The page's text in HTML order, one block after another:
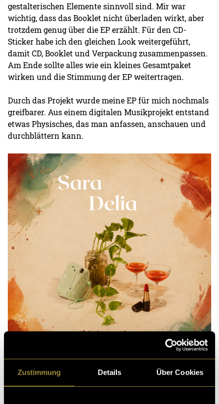
Zustimmung Details Über Cookies
gestalterischen Elemente sinnvoll sind. Mir war
wichtig, dass das Booklet nicht überladen wirkt, aber
trotzdem genug über die EP erzählt. Für den CD-
Sticker habe ich den gleichen Look weitergeführt,
damit CD, Booklet und Verpackung zusammenpassen.
Am Ende sollte alles wie ein kleines Gesamtpaket
wirken und die Stimmung der EP weitertragen.
Durch das Projekt wurde meine EP für mich nochmals
greifbarer. Aus einem digitalen Musikprojekt entstand
etwas Physisches, das man anfassen, anschauen und
durchblättern kann.